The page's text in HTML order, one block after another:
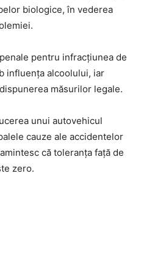
biologice, în vederea
pentru infracțiunea de
influența alcoolului, iar
măsurilor legale.
unui autovehicul
cauze ale accidentelor
că toleranța față de
zero.